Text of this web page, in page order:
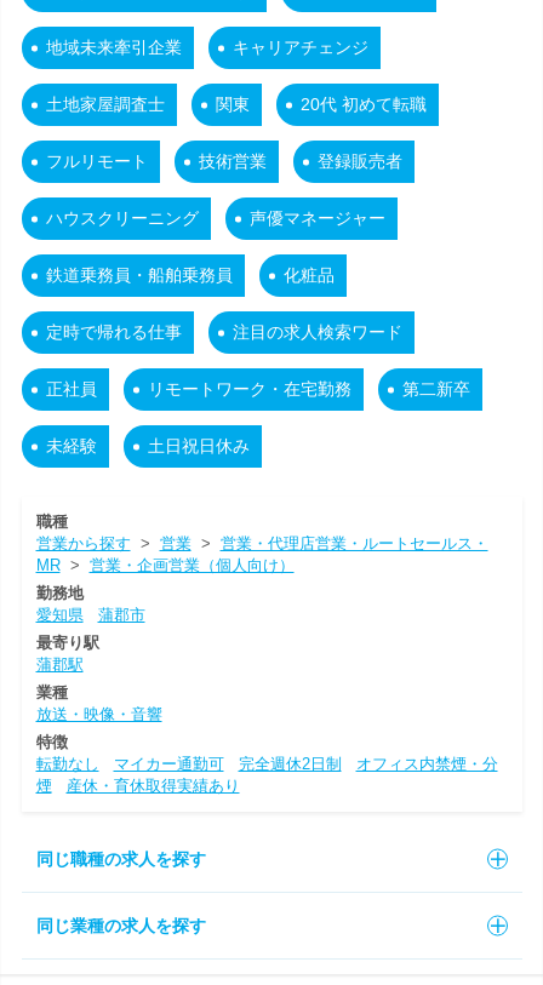
地域未来牽引企業 キャリアチェンジ
土地家屋調査士 関東 20代 初めて転職
フルリモート 技術営業 登録販売者
ハウスクリーニング 声優マネージャー
鉄道乗務員・船舶乗務員 化粧品
定時で帰れる仕事 注目の求人検索ワード
正社員 リモートワーク・在宅勤務 第二新卒
未経験 土日祝日休み
職種
営業から探す > 営業> 営業・代理店営業・ルートセールス・
MR> 営業・企画営業（個人向け）
勤務地
愛知県
蒲郡市
最寄り駅
蒲郡駅
業種
放送・映像・音響
特徴
転勤なし
マイカー通勤可 完全週休2日制
オフィス内禁煙・分
煙
産休・育休取得実績あり
同じ職種の求人を探す
同じ業種の求人を探す